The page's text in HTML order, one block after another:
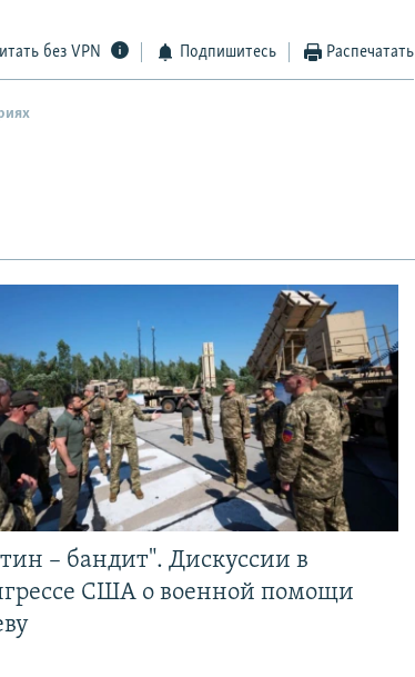
без VPN Подпишитесь Распечатать
– бандит". Дискуссии в
США о военной помощи